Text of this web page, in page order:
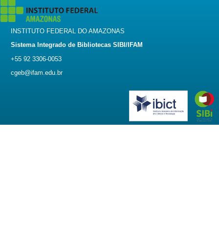
INSTITUTO FEDERAL DO AMAZONAS
Sistema Integrado de Bibliotecas SIBI/IFAM
+55 92 3306-0053
cgeb@ifam.edu.br